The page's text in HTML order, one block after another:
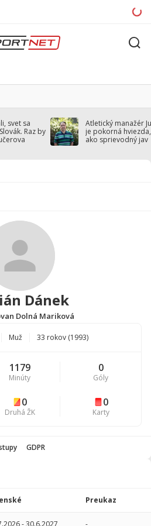
svet sa
Raz by
Atletický manažér
je pokorná
ako sprievodný jav
Dánek
Dolná Mariková
Muž 33 rokov (1993)
1179
Minúty
0
Góly
0
Druhá ŽK
0
Karty
GDPR
Preukaz
-30.6.2027 -